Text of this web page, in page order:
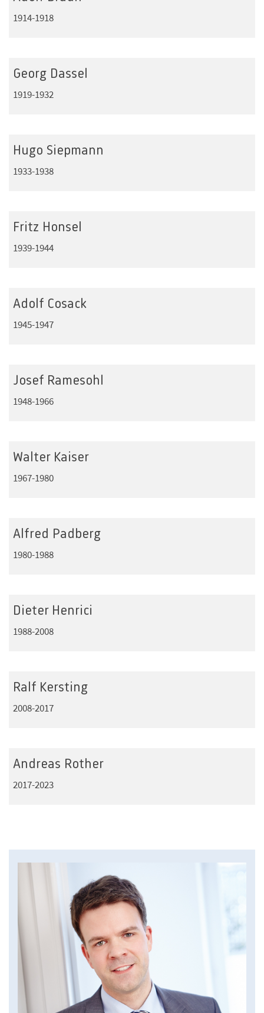
1914-1918
Georg Dassel
1919-1932
Hugo Siepmann
1933-1938
Fritz Honsel
1939-1944
Adolf Cosack
1945-1947
Josef Ramesohl
1948-1966
Walter Kaiser
1967-1980
Alfred Padberg
1980-1988
Dieter Henrici
1988-2008
Ralf Kersting
2008-2017
Andreas Rother
2017-2023